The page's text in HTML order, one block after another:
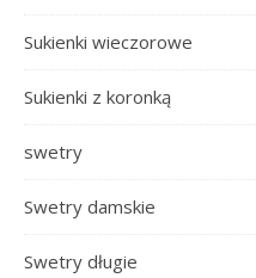
Sukienki wieczorowe
Sukienki z koronką
swetry
Swetry damskie
Swetry długie